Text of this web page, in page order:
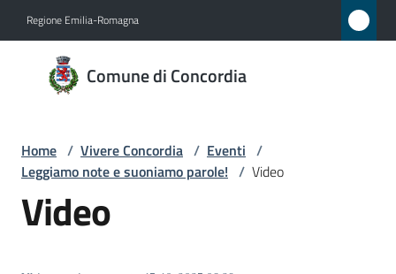
Regione Emilia-Romagna
Comune di Concordia
Comune
di
Home / Vivere Concordia / Eventi /
Leggiamo note e suoniamo parole! / Video
Video